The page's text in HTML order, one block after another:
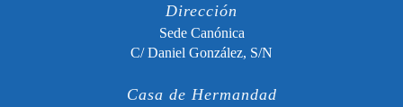
Dirección
Sede Canónica
C/ Daniel González, S/N
Casa de Hermandad